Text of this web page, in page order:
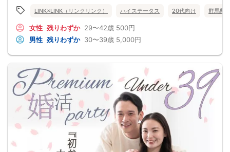
LINK×LINK（リンクリンク） ハイステータス 20代向け 群馬県
女性 残りわずか 29〜42歳 500円
男性 残りわずか 30〜39歳 5,000円